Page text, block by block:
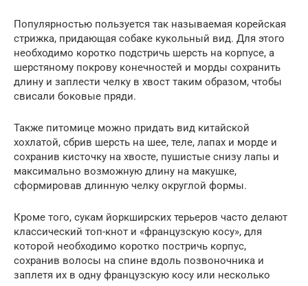
Популярностью пользуется так называемая корейская
стрижка, придающая собаке кукольный вид. Для этого
необходимо коротко подстричь шерсть на корпусе, а
шерстяному покрову конечностей и морды сохранить
длину и заплести челку в хвост таким образом, чтобы
свисали боковые пряди.
Также питомице можно придать вид китайской
хохлатой, сбрив шерсть на шее, теле, лапах и морде и
сохранив кисточку на хвосте, пушистые снизу лапы и
максимально возможную длину на макушке,
сформировав длинную челку округлой формы.
Кроме того, сукам йоркширских терьеров часто делают
классический топ-кнот и «французскую косу», для
которой необходимо коротко постричь корпус,
сохранив волосы на спине вдоль позвоночника и
заплетя их в одну французскую косу или несколько